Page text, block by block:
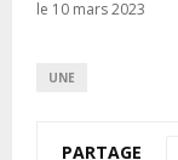
le 10 mars 2023
UNE
PARTAGE